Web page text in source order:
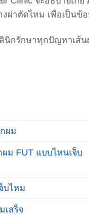
งผ่าตัดไหม เพื่อเป็น
นิกรักษาทุกปัญหาเส้น
ผม
ม FUT แบบไหนเจ็บ
บไหม
เสร็จ